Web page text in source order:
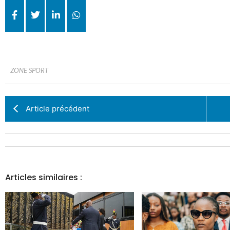
ZONE SPORT
Article précédent
Articles similaires :